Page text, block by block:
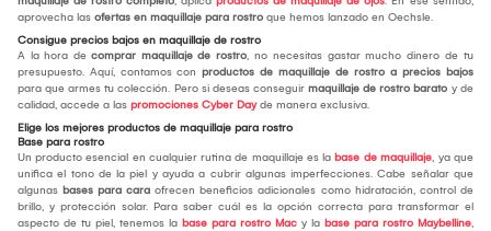
aprovecha las ofertas en maquillaje para rostro que hemos lanzado en Oechsle.
Consigue precios bajos en maquillaje de rostro
A la hora de comprar maquillaje de rostro, no necesitas gastar mucho dinero de tu
presupuesto. Aquí, contamos con productos de maquillaje de rostro a precios bajos
para que armes tu colección. Pero si deseas conseguir maquillaje de rostro barato y de
calidad, accede a las promociones Cyber Dayde manera exclusiva.
Elige los mejores productos de maquillaje para rostro
Base para rostro
Un producto esencial en cualquier rutina de maquillaje es la base de maquillaje, ya que
unifica el tono de la piel y ayuda a cubrir algunas imperfecciones. Cabe señalar que
algunas bases para cara ofrecen beneficios adicionales como hidratación, control de
brillo, y protección solar. Para saber cuál es la opción correcta para transformar el
aspecto de tu piel, tenemos la base para rostro Mac y la base para rostro Maybelline,